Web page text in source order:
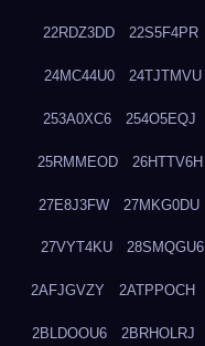
22RDZ3DD 22S5F4PR
24MC44U0 24TJTMVU
253A0XC6 254O5EQJ
25RMMEOD 26HTTV6H
27E8J3FW 27MKG0DU
27VYT4KU 28SMQGU6
2AFJGVZY 2ATPPOCH
2BLDOOU6 2BRHOLRJ